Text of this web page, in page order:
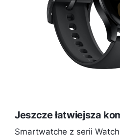
Jeszcze łatwiejsza
Smartwatche z serii Watch